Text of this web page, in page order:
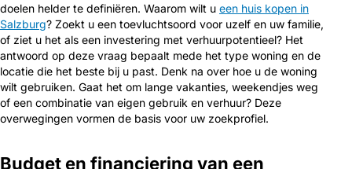
doelen helder te definiëren. Waarom wilt u een huis kopen in
Salzburg? Zoekt u een toevluchtsoord voor uzelf en uw familie,
of ziet u het als een investering met verhuurpotentieel? Het
antwoord op deze vraag bepaalt mede het type woning en de
locatie die het beste bij u past. Denk na over hoe u de woning
wilt gebruiken. Gaat het om lange vakanties, weekendjes weg
of een combinatie van eigen gebruik en verhuur? Deze
overwegingen vormen de basis voor uw zoekprofiel.
Budget en financiering van een